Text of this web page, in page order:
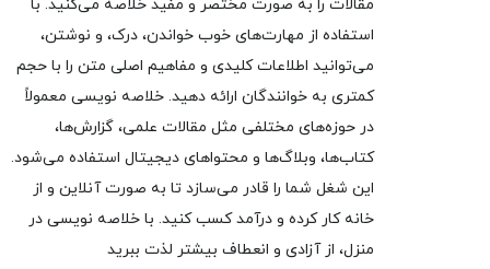
مقالات را به صورت مختصر و مفید خلاصه می‌کنید. با
استفاده از مهارت‌های خوب خواندن، درک، و نوشتن،
می‌توانید اطلاعات کلیدی و مفاهیم اصلی متن را با حجم
کمتری به خوانندگان ارائه دهید. خلاصه نویسی معمولاً
در حوزه‌های مختلفی مثل مقالات علمی، گزارش‌ها،
کتاب‌ها، وبلاگ‌ها و محتواهای دیجیتال استفاده می‌شود.
این شغل شما را قادر می‌سازد تا به صورت آنلاین و از
خانه کار کرده و درآمد کسب کنید. با خلاصه نویسی در
منزل، از آزادی و انعطاف بیشتر لذت ببرید